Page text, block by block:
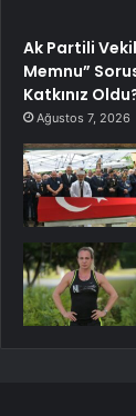
Ak Partili
Memnu”
Katkınız
Ağustos 7, 2026